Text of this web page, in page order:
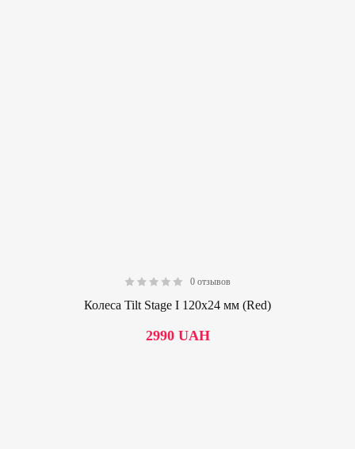
0 отзывов
Колеса Tilt Stage I 120х24 мм (Red)
2990 UAH